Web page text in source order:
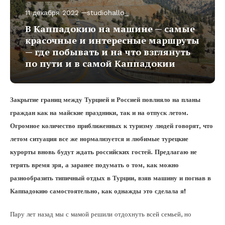
11 декабря 2022 studiohallo_
В Каппадокию на машине — самые
красочные и интересные маршруты
— где побывать и на что взглянуть
по пути и в самой Каппадокии
Закрытие границ между Турцией и Россией повлияло на планы
граждан как на майские праздники, так и на отпуск летом.
Огромное количество приближенных к туризму людей говорят, что
летом ситуация все же нормализуется и любимые турецкие
курорты вновь будут ждать российских гостей. Предлагаю не
терять время зря, а заранее подумать о том, как можно
разнообразить типичный отдых в Турции, взяв машину и погнав в
Каппадокию самостоятельно, как однажды это сделала я!
Пару лет назад мы с мамой решили отдохнуть всей семьей, но